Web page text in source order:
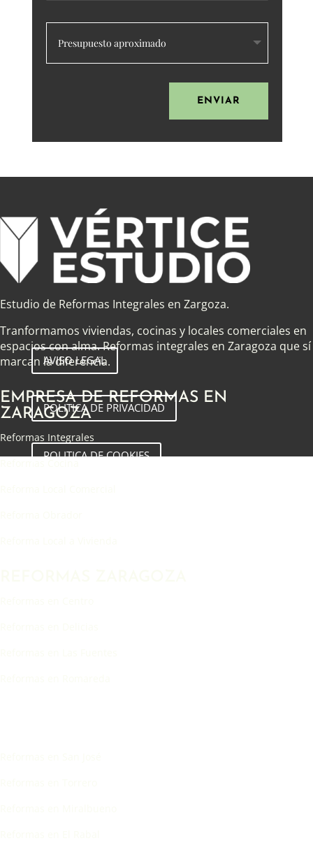
ENVIAR
Estudio de Reformas Integrales en Zargoza.
Tranformamos viviendas, cocinas y locales comerciales en
espacios con alma. Reformas integrales en Zaragoza que sí
marcan la diferencia.
EMPRESA DE REFORMAS EN
ZARAGOZA
Reformas Integrales
AVISO LEGAL
POLITICA DE PRIVACIDAD
POLITICA DE COOKIES